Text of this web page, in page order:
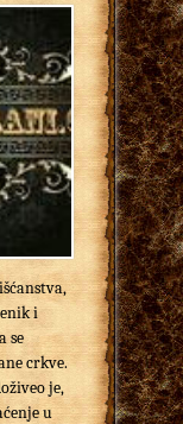
i
se
crkve.
je,
u